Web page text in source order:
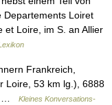
Departements Loiret
et Loire, im S. an Allier
Frankreich,
Loire, 53 km lg.), 6888
…
Kleines Konversations-